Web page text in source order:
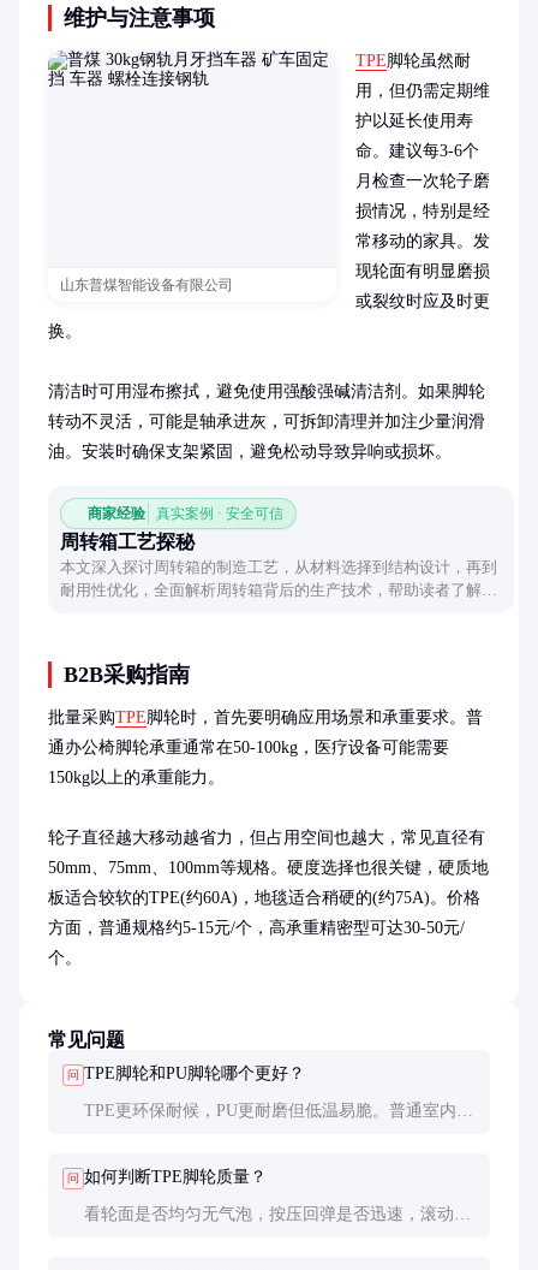
维护与注意事项
山东普煤智能设备有限公司
TPE脚轮虽然耐
用，但仍需定期维
护以延长使用寿
命。建议每3-6个
月检查一次轮子磨
损情况，特别是经
常移动的家具。发
现轮面有明显磨损
或裂纹时应及时更
换。
清洁时可用湿布擦拭，避免使用强酸强碱清洁剂。如果脚轮
转动不灵活，可能是轴承进灰，可拆卸清理并加注少量润滑
油。安装时确保支架紧固，避免松动导致异响或损坏。
商家经验 真实案例 · 安全可信
周转箱工艺探秘
本文深入探讨周转箱的制造工艺，从材料选择到结构设计，再到
耐用性优化，全面解析周转箱背后的生产技术，帮助读者了解其
B2B采购指南
批量采购TPE脚轮时，首先要明确应用场景和承重要求。普
通办公椅脚轮承重通常在50-100kg，医疗设备可能需要
150kg以上的承重能力。
轮子直径越大移动越省力，但占用空间也越大，常见直径有
50mm、75mm、100mm等规格。硬度选择也很关键，硬质地
板适合较软的TPE(约60A)，地毯适合稍硬的(约75A)。价格
方面，普通规格约5-15元/个，高承重精密型可达30-50元/
个。
常见问题
问 TPE脚轮和PU脚轮哪个更好？
TPE更环保耐候，PU更耐磨但低温易脆。普通室内家
问 如何判断TPE脚轮质量？
看轮面是否均匀无气泡，按压回弹是否迅速，滚动是